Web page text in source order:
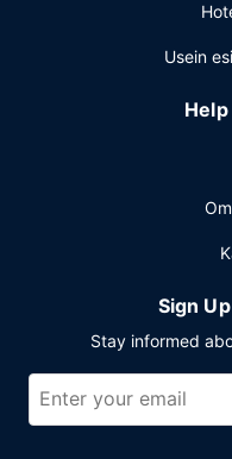
Usein
Sign
Stay informed